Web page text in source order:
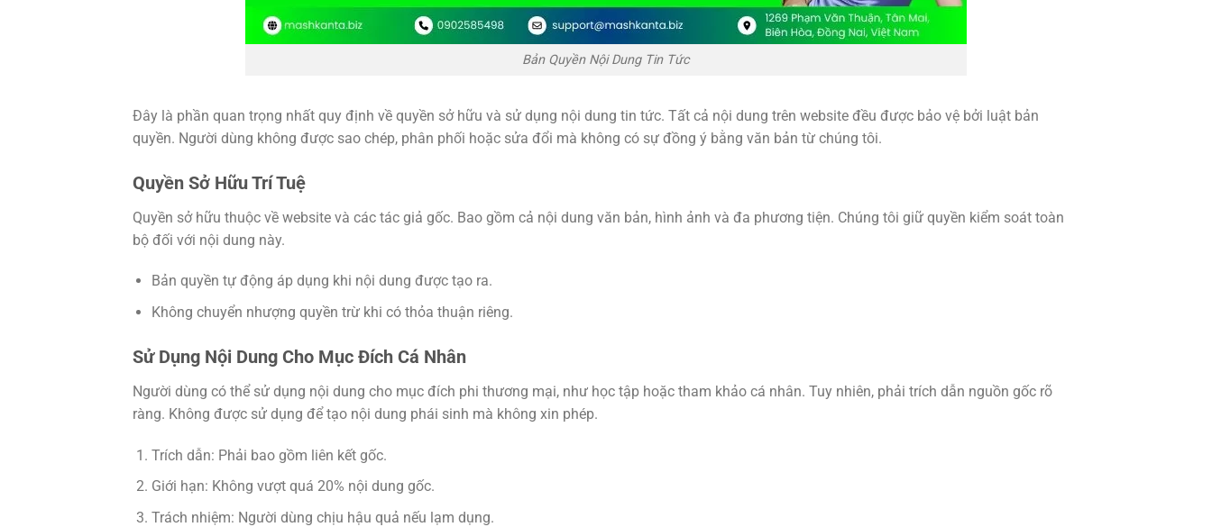
Bản Quyền Nội Dung Tin Tức
Đây là phần quan trọng nhất quy định về quyền sở hữu và sử dụng nội dung tin tức. Tất cả nội dung trên website đều được bảo vệ bởi luật bản
quyền. Người dùng không được sao chép, phân phối hoặc sửa đổi mà không có sự đồng ý bằng văn bản từ chúng tôi.
Quyền Sở Hữu Trí Tuệ
Quyền sở hữu thuộc về website và các tác giả gốc. Bao gồm cả nội dung văn bản, hình ảnh và đa phương tiện. Chúng tôi giữ quyền kiểm soát toàn
bộ đối với nội dung này.
Bản quyền tự động áp dụng khi nội dung được tạo ra.
Không chuyển nhượng quyền trừ khi có thỏa thuận riêng.
Sử Dụng Nội Dung Cho Mục Đích Cá Nhân
Người dùng có thể sử dụng nội dung cho mục đích phi thương mại, như học tập hoặc tham khảo cá nhân. Tuy nhiên, phải trích dẫn nguồn gốc rõ
ràng. Không được sử dụng để tạo nội dung phái sinh mà không xin phép.
Trích dẫn: Phải bao gồm liên kết gốc.
Giới hạn: Không vượt quá 20% nội dung gốc.
Trách nhiệm: Người dùng chịu hậu quả nếu lạm dụng.